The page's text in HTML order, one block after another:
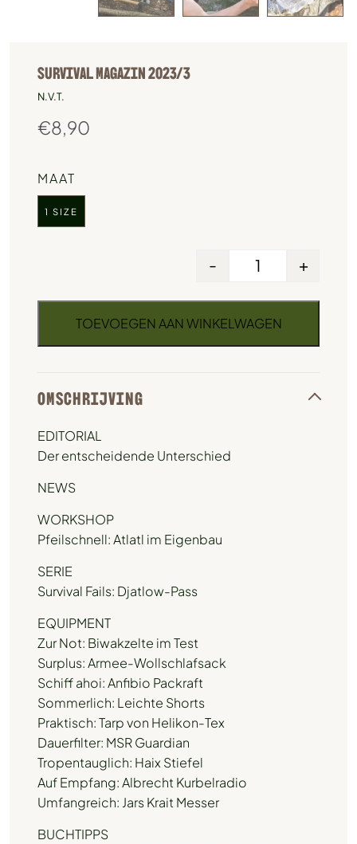
SURVIVAL MAGAZIN 2023/3
N.V.T.
€8,90
MAAT
1 SIZE
- +
TOEVOEGEN AAN WINKELWAGEN
OMSCHRIJVING
EDITORIAL
Der entscheidende Unterschied
NEWS
WORKSHOP
Pfeilschnell: Atlatl im Eigenbau
SERIE
Survival Fails: Djatlow-Pass
EQUIPMENT
Zur Not: Biwakzelte im Test
Surplus: Armee-Wollschlafsack
Schiff ahoi: Anfibio Packraft
Sommerlich: Leichte Shorts
Praktisch: Tarp von Helikon-Tex
Dauerfilter: MSR Guardian
Tropentauglich: Haix Stiefel
Auf Empfang: Albrecht Kurbelradio
Umfangreich: Jars Krait Messer
BUCHTIPPS